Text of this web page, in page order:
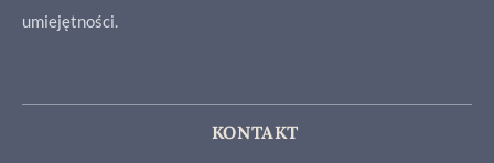
umiejętności.
KONTAKT